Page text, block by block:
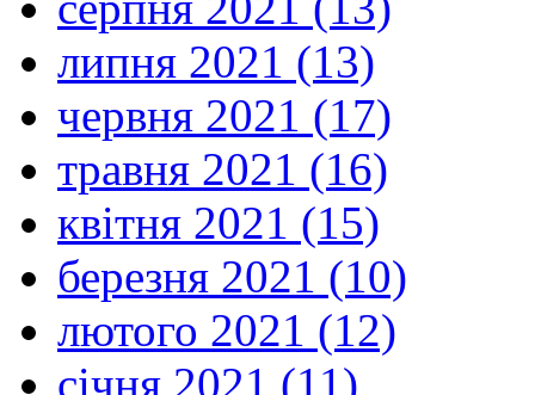
липня 2021 (13)
червня 2021 (17)
травня 2021 (16)
квітня 2021 (15)
березня 2021 (10)
лютого 2021 (12)
січня 2021 (11)